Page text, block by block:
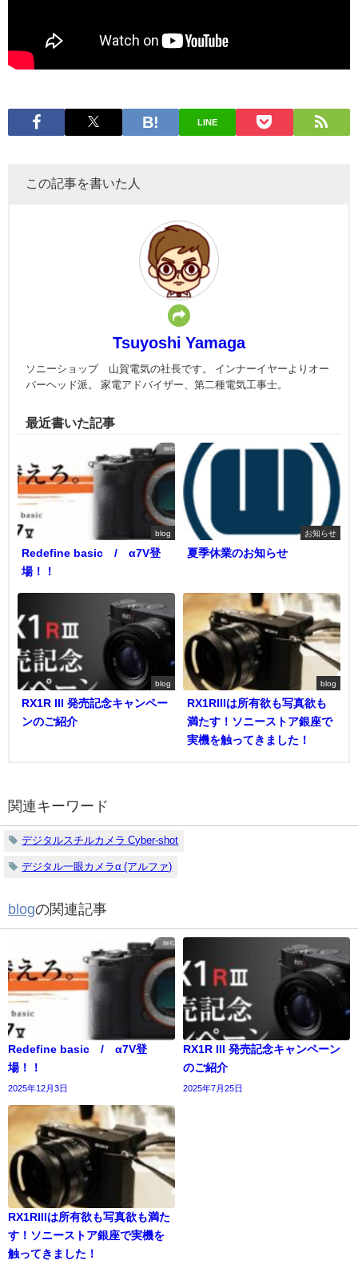
LINE
この記事を書いた人
Tsuyoshi Yamaga
ソニーショップ 山賀電気の社長です。 インナーイヤーよりオー
バーヘッド派。 家電アドバイザー、第二種電気工事士。
最近書いた記事
blog
Redefine basic / α7V登
場！！
お知らせ
夏季休業のお知らせ
blog
RX1R III 発売記念キャンペー
ンのご紹介
blog
RX1RIIIは所有欲も写真欲も
満たす！ソニーストア銀座で
実機を触ってきました！
関連キーワード
デジタルスチルカメラ Cyber-shot
デジタル一眼カメラα (アルファ)
blogの関連記事
Redefine basic / α7V登
場！！
2025年12月3日
RX1R III 発売記念キャンペーン
のご紹介
2025年7月25日
RX1RIIIは所有欲も写真欲も満た
す！ソニーストア銀座で実機を
触ってきました！